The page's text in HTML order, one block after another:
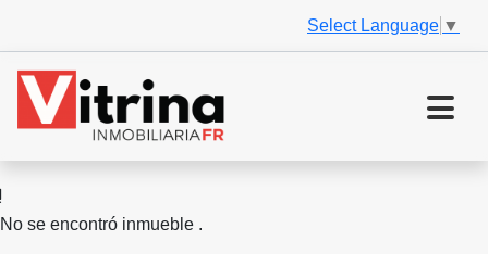
Select Language ▼
No se encontró inmueble .